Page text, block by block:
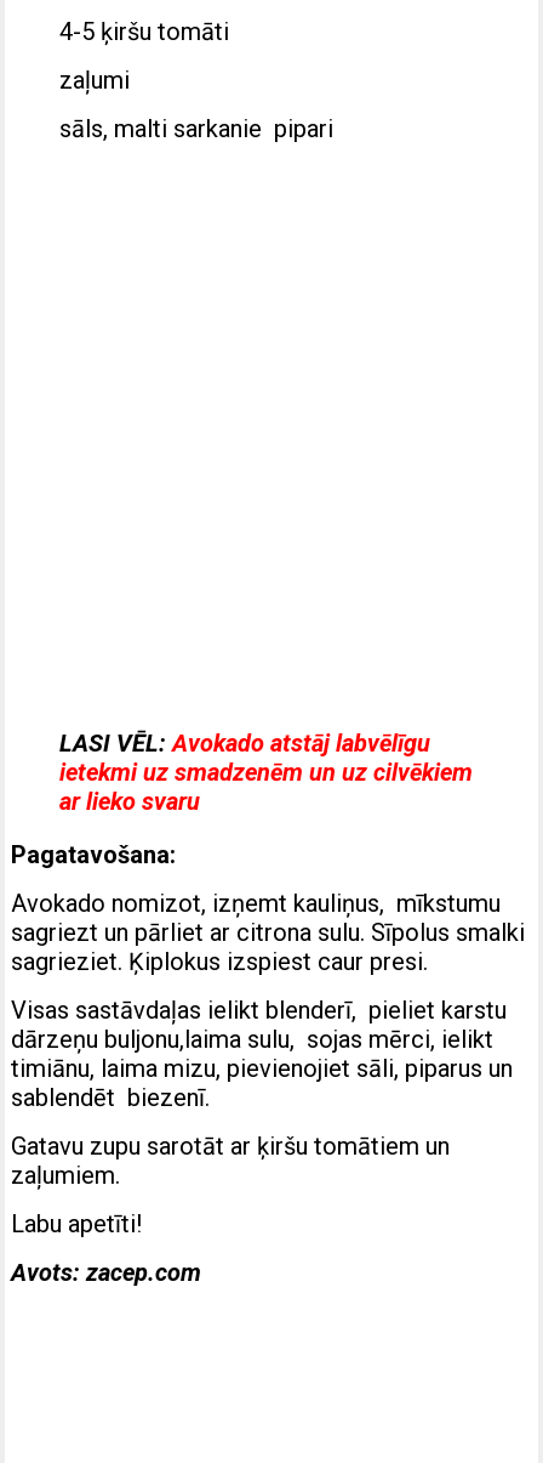
4-5 ķiršu tomāti
zaļumi
sāls, malti sarkanie pipari
LASI VĒL:Avokado atstāj labvēlīgu
ietekmi uz smadzenēm un uz cilvēkiem
ar lieko svaru
Pagatavošana:
Avokado nomizot, izņemt kauliņus, mīkstumu
sagriezt un pārliet ar citrona sulu. Sīpolus smalki
sagrieziet. Ķiplokus izspiest caur presi.
Visas sastāvdaļas ielikt blenderī, pieliet karstu
dārzeņu buljonu,laima sulu, sojas mērci, ielikt
timiānu, laima mizu, pievienojiet sāli, piparus un
sablendēt biezenī.
Gatavu zupu sarotāt ar ķiršu tomātiem un
zaļumiem.
Labu apetīti!
Avots: zacep.com